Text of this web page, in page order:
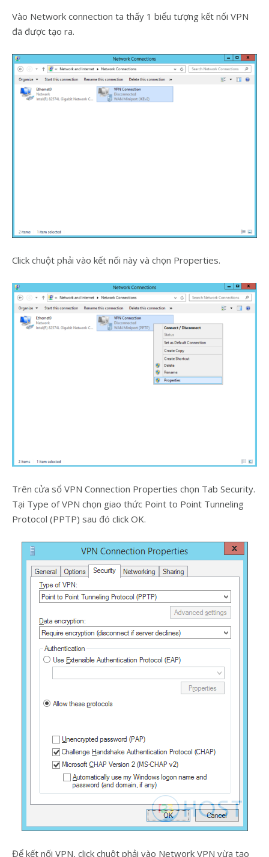
Vào Network connection ta thấy 1 biểu tượng kết nối VPN
đã được tạo ra.
Click chuột phải vào kết nối này và chọn Properties.
Trên cửa sổ VPN Connection Properties chọn Tab Security.
Tại Type of VPN chọn giao thức Point to Point Tunneling
Protocol (PPTP) sau đó click OK.
Để kết nối VPN, click chuột phải vào Network VPN vừa tạo